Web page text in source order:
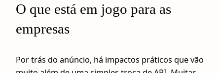
O que está em jogo para as
empresas
Por trás do anúncio, há impactos práticos que vão